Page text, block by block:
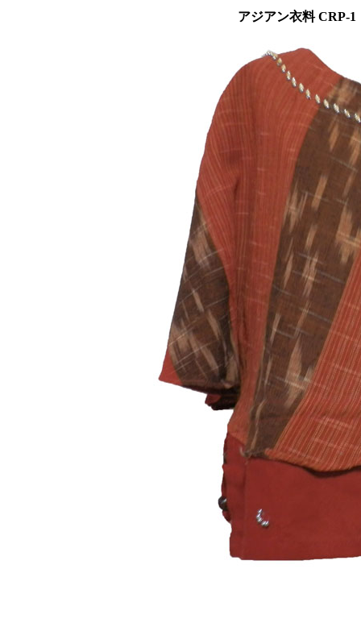
アジアン衣料 CRP-